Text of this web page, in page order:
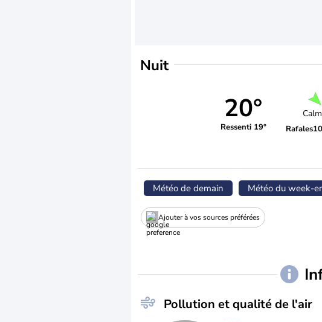
Nuit
20°
Ressenti 19° Rafales
Météo de demain Météo du week-
Ajouter à vos sources préférées
Pollution et qualité de l'air